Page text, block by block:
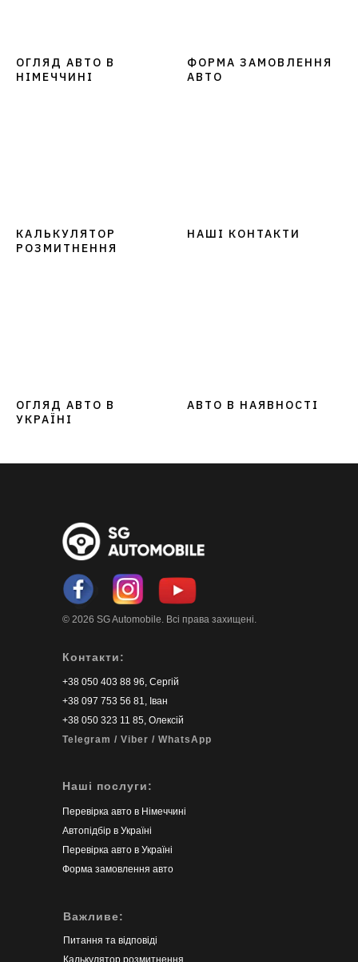
ОГЛЯД АВТО В
НІМЕЧЧИНІ
ФОРМА ЗАМОВЛЕННЯ
АВТО
КАЛЬКУЛЯТОР
РОЗМИТНЕННЯ
НАШІ КОНТАКТИ
ОГЛЯД АВТО В
УКРАЇНІ
АВТО В НАЯВНОСТІ
Контакти:
+38 050 403 88 96, Сергій
‭+38 097 753 56 81‬, Іван
+38 050 323 11 85, Олексій
Наші послуги:
Перевірка авто в Німеччині
Автопідбір в Україні
Перевірка авто в Україні
Форма замовлення авто
Важливе:
Питання та відповіді
© 2026 SG Automobile. Всі права захищені.
Telegram / Viber / WhatsApp